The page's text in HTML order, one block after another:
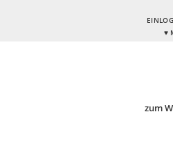
♥
zum